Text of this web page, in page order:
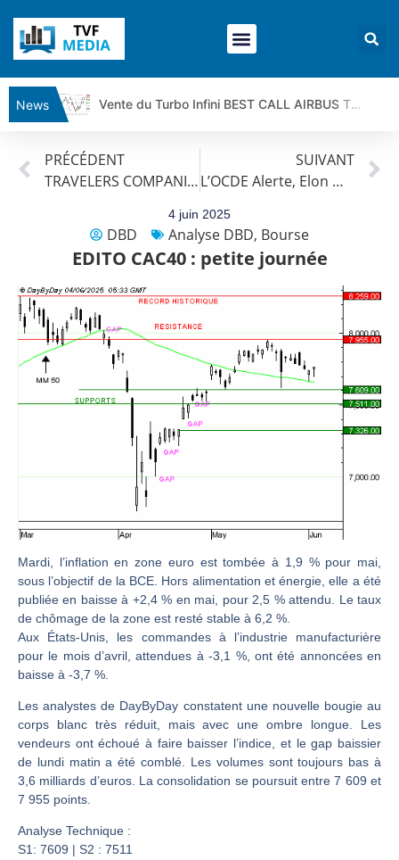
News
Vente du Turbo Infini BEST CALL AIRBUS TY80V à 3,45 € (+118 %)
Vente du Turbo infini BEST PUT COINBASE WO83V à 0,51 € (+46 %)
DAX40 : Poursuite de la croissance ? | Erick Sebban – Chrono DAX
REMY COINTREAU : Le rebond est-il enfin confirmé ? | Daniel Cohen de Lara – Market Movers
CAC 40 : Vers un nouveau record ? Analyse avant la décision de la Fed | Denis Desclos – Chrono CAC
Christian Parisot : Les marchés à l’épreuve des signaux | Interview Économique
S&P500 : Des records, mais toujours de la vigueur | Ludovick Bertola – Les Echos de Wall Street
SAP : Les acheteurs gardent la main | Bernard Prats-Desclaux – Market Movers
LVMH : Un rebond à confirmer | Bernard Prats-Desclaux – Market Movers
GBP/USD : Un premier ministre déjà sur le scelette | Philippe Lhermie – Flash Forex
La France, maillon faible de l’Europe ! | Jean-Louis Cussac – Chrono CAC
Pourquoi 6 guerres explosent en même temps cette semaine | par Louis-Antoine Michelet
Les investisseurs y croient toujours | Point Stratégique Hebdomadaire – Éric Galiègue
PRÉCÉDENT
TRAVELERS COMPANIES INC : La tendance de fond est clairement orientée à la hausse.
SUIVANT
L’OCDE Alerte, Elon Musk contre le projet de loi, L’inflation Euro chute : Actus par Roselyne Pagès
4 juin 2025
DBD Analyse DBD, Bourse
EDITO CAC40 : petite journée
Mardi, l’inflation en zone euro est tombée à 1,9 % pour mai,
sous l’objectif de la BCE. Hors alimentation et énergie, elle a été
publiée en baisse à +2,4 % en mai, pour 2,5 % attendu. Le taux
de chômage de la zone est resté stable à 6,2 %.
Aux États-Unis, les commandes à l’industrie manufacturière
pour le mois d’avril, attendues à -3,1 %, ont été annoncées en
baisse à -3,7 %.
Les analystes de DayByDay constatent une nouvelle bougie au
corps blanc très réduit, mais avec une ombre longue. Les
vendeurs ont échoué à faire baisser l’indice, et le gap baissier
de lundi matin a été comblé. Les volumes sont toujours bas à
3,6 milliards d’euros. La consolidation se poursuit entre 7 609 et
7 955 points.
Analyse Technique :
S1: 7609 | S2 : 7511